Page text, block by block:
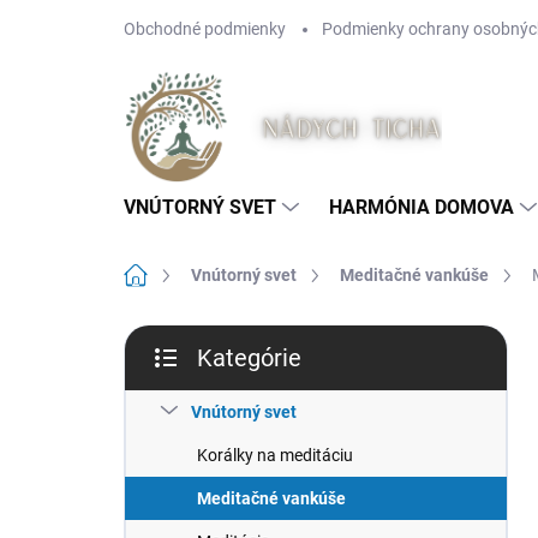
Obchodné podmienky Podmienky ochrany
VNÚTORNÝ SVET HARMÓNIA DOMOVA
DomovVnútorný svet Meditačné vankúše
B
č
p
n
kategórie
Kategórie
Vnútorný svet
Korálky na meditáciu
Meditačné vankúše